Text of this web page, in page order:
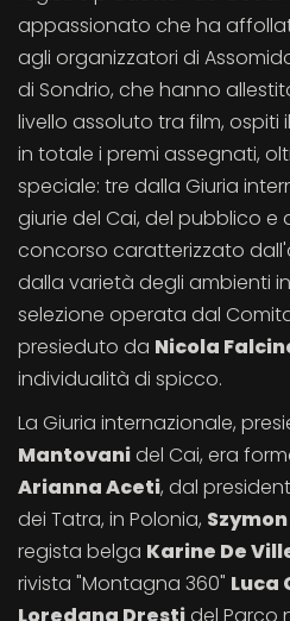
appassionato che ha
agli organizzatori di
di Sondrio, che hanno
livello assoluto tra film, ospiti
in totale i premi assegnati,
speciale: tre dalla Giuria
giurie del Cai, del pubblico e
concorso caratterizzato
dalla varietà degli ambienti
selezione operata dal
presieduto da Nicola
individualità di spicco.
La Giuria internazionale,
Mantovanidel Cai, era
Arianna Aceti, dal
dei Tatra, in Polonia,
regista belga Karine De
rivista "Montagna 360" Luca